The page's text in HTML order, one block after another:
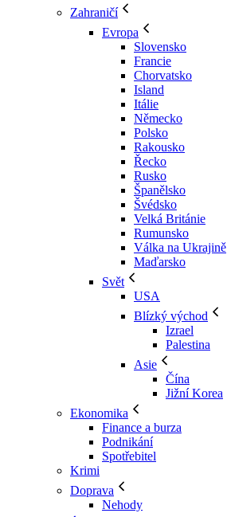
Zahraničí
Evropa
Slovensko
Francie
Chorvatsko
Island
Itálie
Německo
Polsko
Rakousko
Řecko
Rusko
Španělsko
Švédsko
Velká Británie
Rumunsko
Válka na Ukrajině
Maďarsko
Svět
USA
Blízký východ
Izrael
Palestina
Asie
Čína
Jižní Korea
Ekonomika
Finance a burza
Podnikání
Spotřebitel
Krimi
Doprava
Nehody